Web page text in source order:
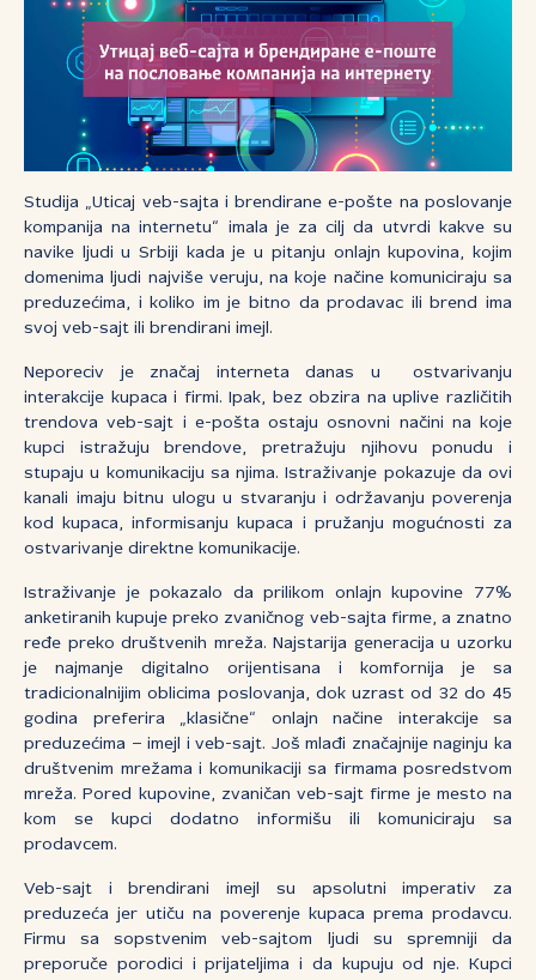
Studija „Uticaj veb-sajta i brendirane e-pošte na poslovanje
kompanija na internetu“ imala je za cilj da utvrdi kakve su
navike ljudi u Srbiji kada je u pitanju onlajn kupovina, kojim
domenima ljudi najviše veruju, na koje načine komuniciraju sa
preduzećima, i koliko im je bitno da prodavac ili brend ima
svoj veb-sajt ili brendirani imejl.
Neporeciv je značaj interneta danas u ostvarivanju
interakcije kupaca i firmi. Ipak, bez obzira na uplive različitih
trendova veb-sajt i e-pošta ostaju osnovni načini na koje
kupci istražuju brendove, pretražuju njihovu ponudu i
stupaju u komunikaciju sa njima. Istraživanje pokazuje da ovi
kanali imaju bitnu ulogu u stvaranju i održavanju poverenja
kod kupaca, informisanju kupaca i pružanju mogućnosti za
ostvarivanje direktne komunikacije.
Istraživanje je pokazalo da prilikom onlajn kupovine 77%
anketiranih kupuje preko zvaničnog veb-sajta firme, a znatno
ređe preko društvenih mreža. Najstarija generacija u uzorku
je najmanje digitalno orijentisana i komfornija je sa
tradicionalnijim oblicima poslovanja, dok uzrast od 32 do 45
godina preferira „klasične“ onlajn načine interakcije sa
preduzećima – imejl i veb-sajt. Još mlađi značajnije naginju ka
društvenim mrežama i komunikaciji sa firmama posredstvom
mreža. Pored kupovine, zvaničan veb-sajt firme je mesto na
kom se kupci dodatno informišu ili komuniciraju sa
prodavcem.
Veb-sajt i brendirani imejl su apsolutni imperativ za
preduzeća jer utiču na poverenje kupaca prema prodavcu.
Firmu sa sopstvenim veb-sajtom ljudi su spremniji da
preporuče porodici i prijateljima i da kupuju od nje. Kupci